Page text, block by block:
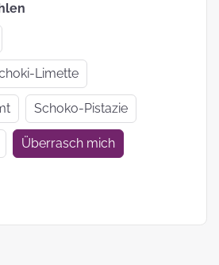
Limette
Schoko-Pistazie
Überrasch mich